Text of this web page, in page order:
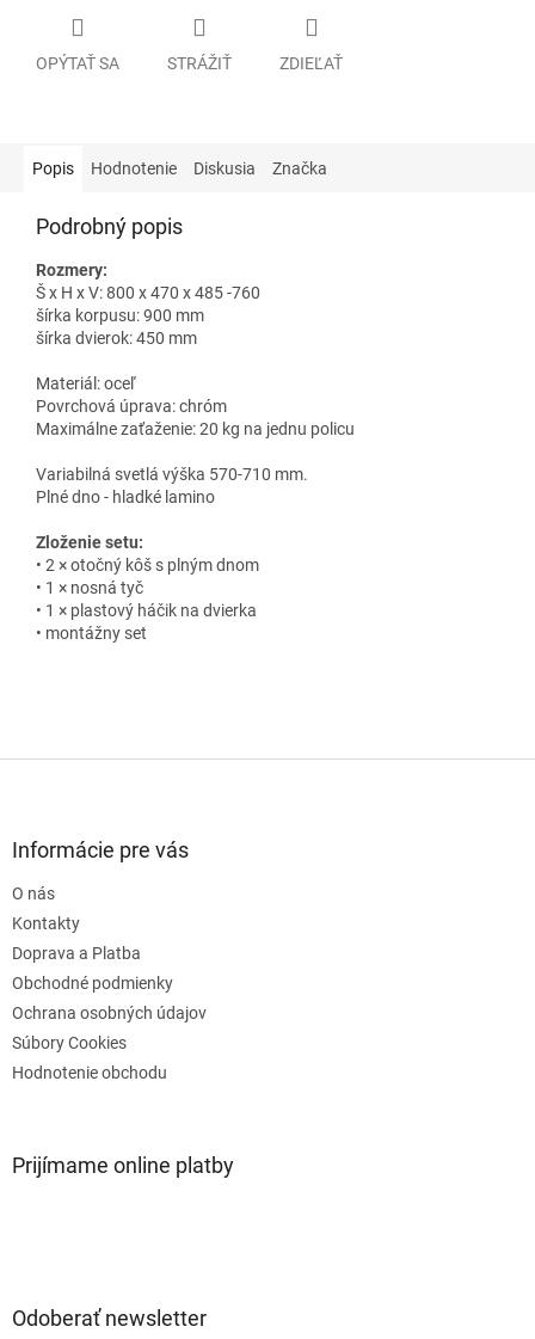
OPÝTAŤ SA STRÁŽIŤ ZDIEĽAŤ
Popis Hodnotenie Diskusia Značka
Podrobný popis
Rozmery:
Š x H x V: 800 x 470 x 485 -760
šírka korpusu: 900 mm
šírka dvierok: 450 mm
Materiál: oceľ
Povrchová úprava: chróm
Maximálne zaťaženie: 20 kg na jednu policu
Variabilná svetlá výška 570-710 mm.
Plné dno - hladké lamino
Zloženie setu:
• 2 × otočný kôš s plným dnom
• 1 × nosná tyč
• 1 × plastový háčik na dvierka
• montážny set
Informácie pre vás
O nás
Kontakty
Doprava a Platba
Obchodné podmienky
Ochrana osobných údajov
Súbory Cookies
Hodnotenie obchodu
Prijímame online platby
Odoberať newsletter